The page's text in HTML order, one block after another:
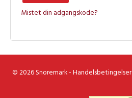
Mistet din adgangskode?
© 2026 Snoremark -Handelsbetingelser